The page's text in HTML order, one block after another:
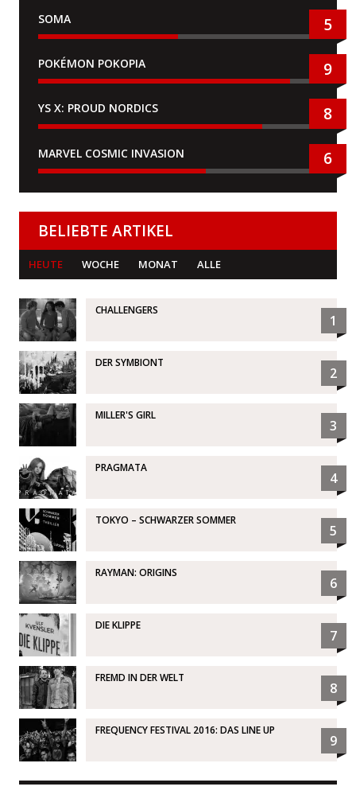
SOMA 5
POKÉMON POKOPIA 9
YS X: PROUD NORDICS 8
MARVEL COSMIC INVASION 6
BELIEBTE ARTIKEL
HEUTE WOCHE MONAT ALLE
CHALLENGERS
1
DER SYMBIONT
2
MILLER'S GIRL
3
PRAGMATA
4
TOKYO – SCHWARZER SOMMER
5
RAYMAN: ORIGINS
6
DIE KLIPPE
7
FREMD IN DER WELT
8
FREQUENCY FESTIVAL 2016: DAS LINE UP
9